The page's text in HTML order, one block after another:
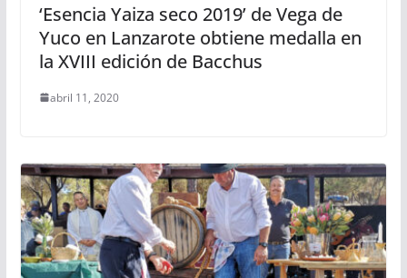
‘Esencia Yaiza seco 2019’ de Vega de
Yuco en Lanzarote obtiene medalla en
la XVIII edición de Bacchus
abril 11, 2020